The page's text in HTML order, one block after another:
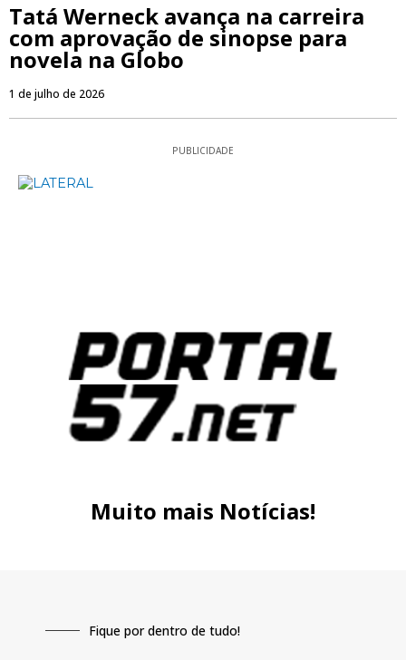
Tatá Werneck avança na carreira
com aprovação de sinopse para
novela na Globo
1 de julho de 2026
PUBLICIDADE
Muito mais Notícias!
Fique por dentro de tudo!